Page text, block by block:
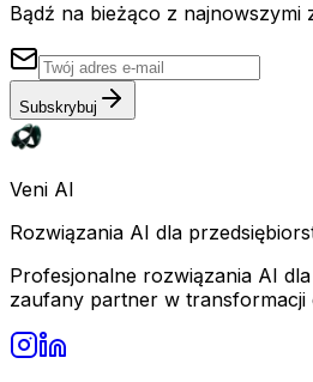
Bądź na bieżąco z najnowszymi
Subskrybuj
Veni AI
Rozwiązania AI dla
Profesjonalne rozwiązania AI
zaufany partner w transformacji